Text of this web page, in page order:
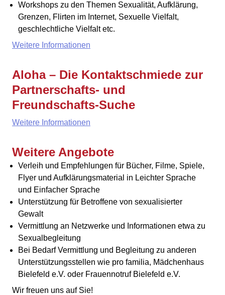
Workshops zu den Themen Sexualität, Aufklärung,
Grenzen, Flirten im Internet, Sexuelle Vielfalt,
geschlechtliche Vielfalt etc.
Weitere Informationen
Aloha – Die Kontaktschmiede zur
Partnerschafts- und
Freundschafts-Suche
Weitere Informationen
Weitere Angebote
Verleih und Empfehlungen für Bücher, Filme, Spiele,
Flyer und Aufklärungsmaterial in Leichter Sprache
und Einfacher Sprache
Unterstützung für Betroffene von sexualisierter
Gewalt
Vermittlung an Netzwerke und Informationen etwa zu
Sexualbegleitung
Bei Bedarf Vermittlung und Begleitung zu anderen
Unterstützungsstellen wie pro familia, Mädchenhaus
Bielefeld e.V. oder Frauennotruf Bielefeld e.V.
Wir freuen uns auf Sie!